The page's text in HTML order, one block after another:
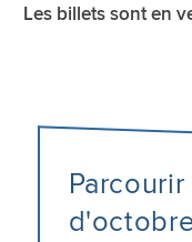
Les billets sont en